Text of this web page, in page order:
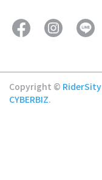
Copyright © RiderSity
CYBERBIZ.